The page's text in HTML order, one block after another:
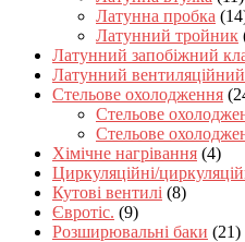
Латунна пробка
Латунний тройник
Латунний запобіжний
Латунний
Стельове охолодження
Стельове
Стельове
Хімічне нагрівання (4)
Циркуляційні/
Кутові вентилі (8)
Євротіс. (9)
Розширювальні баки (21)